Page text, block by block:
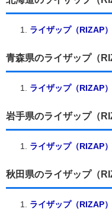
ライザップ（RIZAP
青森県のライザップ（
ライザップ（RIZAP
岩手県のライザップ（
ライザップ（RIZAP
秋田県のライザップ（
ライザップ（RIZAP